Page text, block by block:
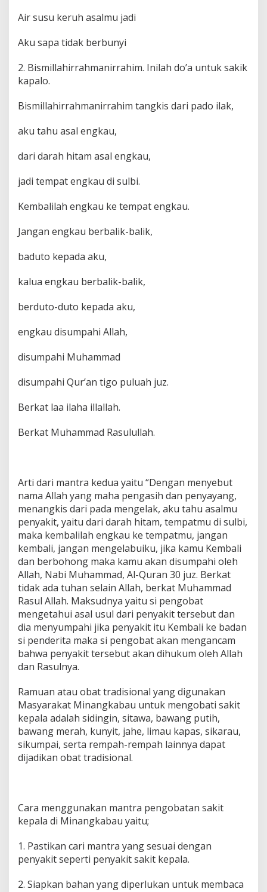
Air susu keruh asalmu jadi
Aku sapa tidak berbunyi
2. Bismillahirrahmanirrahim. Inilah do’a untuk sakik
kapalo.
Bismillahirrahmanirrahim tangkis dari pado ilak,
aku tahu asal engkau,
dari darah hitam asal engkau,
jadi tempat engkau di sulbi.
Kembalilah engkau ke tempat engkau.
Jangan engkau berbalik-balik,
baduto kepada aku,
kalua engkau berbalik-balik,
berduto-duto kepada aku,
engkau disumpahi Allah,
disumpahi Muhammad
disumpahi Qur’an tigo puluah juz.
Berkat laa ilaha illallah.
Berkat Muhammad Rasulullah.
Arti dari mantra kedua yaitu “Dengan menyebut
nama Allah yang maha pengasih dan penyayang,
menangkis dari pada mengelak, aku tahu asalmu
penyakit, yaitu dari darah hitam, tempatmu di sulbi,
maka kembalilah engkau ke tempatmu, jangan
kembali, jangan mengelabuiku, jika kamu Kembali
dan berbohong maka kamu akan disumpahi oleh
Allah, Nabi Muhammad, Al-Quran 30 juz. Berkat
tidak ada tuhan selain Allah, berkat Muhammad
Rasul Allah. Maksudnya yaitu si pengobat
mengetahui asal usul dari penyakit tersebut dan
dia menyumpahi jika penyakit itu Kembali ke badan
si penderita maka si pengobat akan mengancam
bahwa penyakit tersebut akan dihukum oleh Allah
dan Rasulnya.
Ramuan atau obat tradisional yang digunakan
Masyarakat Minangkabau untuk mengobati sakit
kepala adalah sidingin, sitawa, bawang putih,
bawang merah, kunyit, jahe, limau kapas, sikarau,
sikumpai, serta rempah-rempah lainnya dapat
dijadikan obat tradisional.
Cara menggunakan mantra pengobatan sakit
kepala di Minangkabau yaitu;
1. Pastikan cari mantra yang sesuai dengan
penyakit seperti penyakit sakit kepala.
2. Siapkan bahan yang diperlukan untuk membaca